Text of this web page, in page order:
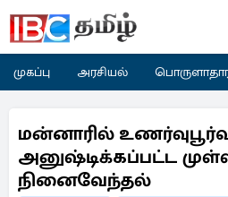
முகப்பு அரசியல்
மன்னாரில்
அனுஷ்டிக்கப்பட்ட
நினைவேந்தல்